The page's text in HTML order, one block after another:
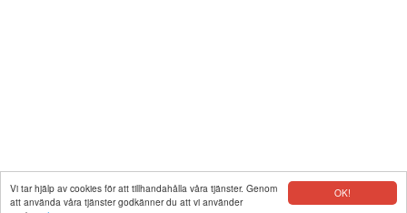
OK!
Vi tar hjälp av cookies för att tillhandahålla våra tjänster. Genom
att använda våra tjänster godkänner du att vi använder
Copyright © 2026 www.gpskoordinater.com| Kontakt|Integritet|